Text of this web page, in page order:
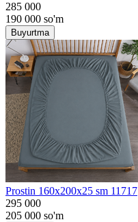
285 000
190 000 so'm
Buyurtma
Prostin 160x200x25 sm 11717
295 000
205 000 so'm